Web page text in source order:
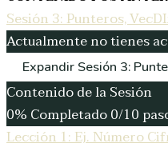
Sesión 3: Punteros,
Actualmente no tienes
Expandir Sesión 3:
Contenido de la Sesión
0% Completado0/10
Lección 1: Ej. Número